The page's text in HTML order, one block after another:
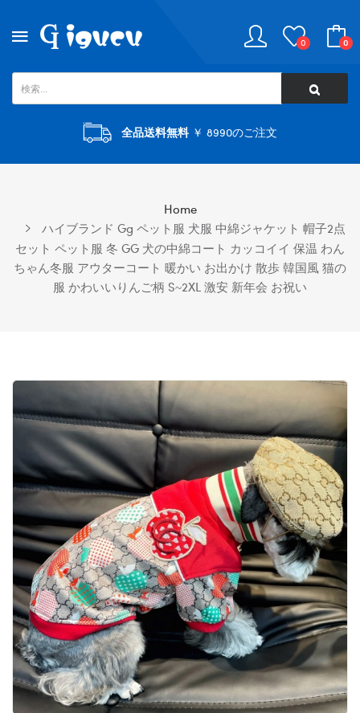
0 0
全品送料無料￥ 8990のご注文
Home
ハイブランド Gg ペット服 犬服 中綿ジャケット 帽子2点
セット ペット服 冬 GG 犬の中綿コート カッコイイ 保温 わん
ちゃん冬服 アウターコート 暖かい お出かけ 散歩 韓国風 猫の
服 かわいいりんご柄 S~2XL 激安 新年会 お祝い